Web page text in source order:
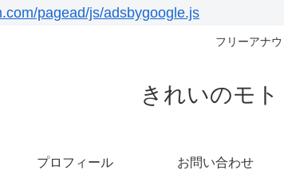
pagead/js/adsbygoogle.js
フリーアナ
きれいのモ
プロフィール お問い合わせ